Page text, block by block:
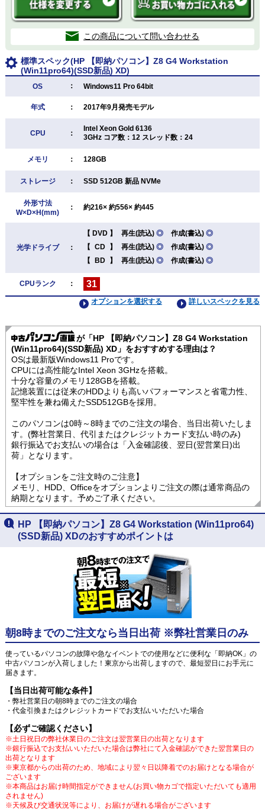
この商品について問い合わせる
標準スペック(HP 【即納パソコン】Z8 G4 Workstation
(Win11pro64)(SSD新品) XD)
OS ： Windows11 Pro 64bit
年式 ： 2017年9月発売モデル
CPU ：
Intel Xeon Gold 6136
3GHz コア数：12 スレッド数：24
メモリ ： 128GB
ストレージ ： SSD 512GB 新品 NVMe
外形寸法
W×D×H(mm)
： 約216× 約556× 約445
光学ドライブ ：
【 DVD 】 再生(読込) ◎ 作成(書込) ◎
【 CD 】 再生(読込) ◎ 作成(書込) ◎
【 BD 】 再生(読込) ◎ 作成(書込) ◎
CPUランク ： 31
詳しいスペックを見る
オプションを選択する
が「HP 【即納パソコン】Z8 G4 Workstation
(Win11pro64)(SSD新品) XD」をおすすめする理由は？
OSは最新版Windows11 Proです。
CPUには高性能なIntel Xeon 3GHzを搭載。
十分な容量のメモリ128GBを搭載。
記憶装置には従来のHDDよりも高いパフォーマンスと省電力性、
堅牢性を兼ね備えたSSD512GBを採用。
このパソコンは0時～8時までのご注文の場合、当日出荷いたしま
す。(弊社営業日、代引またはクレジットカード支払い時のみ)
銀行振込でお支払いの場合は「入金確認後、翌日(翌営業日)出
荷」となります。
【オプションをご注文時のご注意】
メモリ、HDD、Officeをオプションよりご注文の際は通常商品の
納期となります。予めご了承ください。
HP 【即納パソコン】Z8 G4 Workstation (Win11pro64)
(SSD新品) XDのおすすめポイントは
朝8時までのご注文なら当日出荷 ※弊社営業日のみ
使っているパソコンの故障や急なイベントでの使用などに便利な「即納OK」の
中古パソコンが入荷しました！東京から出荷しますので、最短翌日にお手元に
届きます。
【当日出荷可能な条件】
・弊社営業日の朝8時までのご注文の場合
・代金引換またはクレジットカードでお支払いいただいた場合
【必ずご確認ください】
※土日祝日の弊社休業日のご注文は翌営業日の出荷となります
※銀行振込でお支払いいただいた場合は弊社にて入金確認ができた翌営業日の
出荷となります
※東京都からの出荷のため、地域により翌々日以降着でのお届けとなる場合が
ございます
※本商品はお届け時間指定ができません(お買い物カゴで指定いただいても適用
されません)
※天候及び交通状況等により、お届けが遅れる場合がございます